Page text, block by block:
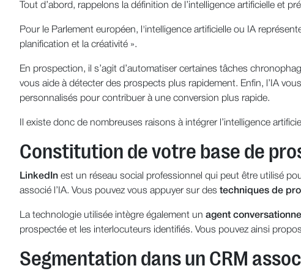
Tout d’abord, rappelons la définition de l’intelligence artificielle et
Pour le Parlement européen, l'intelligence artificielle ou IA
planification et la créativité ».
En prospection, il s’agit d’automatiser certaines tâches
vous aide à détecter des prospects plus rapidement. Enfin, l’IA
personnalisés pour contribuer à une conversion plus rapide.
Il existe donc de nombreuses raisons à intégrer l’intelligence
Constitution de votre base de
LinkedIn est un réseau social professionnel qui peut être utilisé
associé l’IA. Vous pouvez vous appuyer sur des techniques de
La technologie utilisée intègre également un agent conversationnel
prospectée et les interlocuteurs identifiés. Vous pouvez ainsi
Segmentation dans un CRM